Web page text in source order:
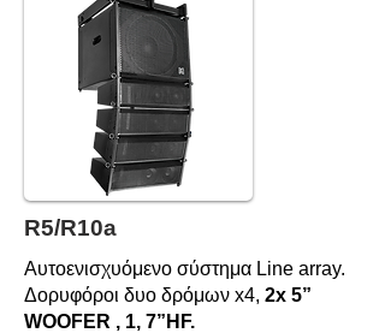
R5/R10a
Αυτοενισχυόμενο σύστημα Line array.
Δορυφόροι δυο δρόμων x4, 2x 5”
WOOFER , 1, 7”HF.